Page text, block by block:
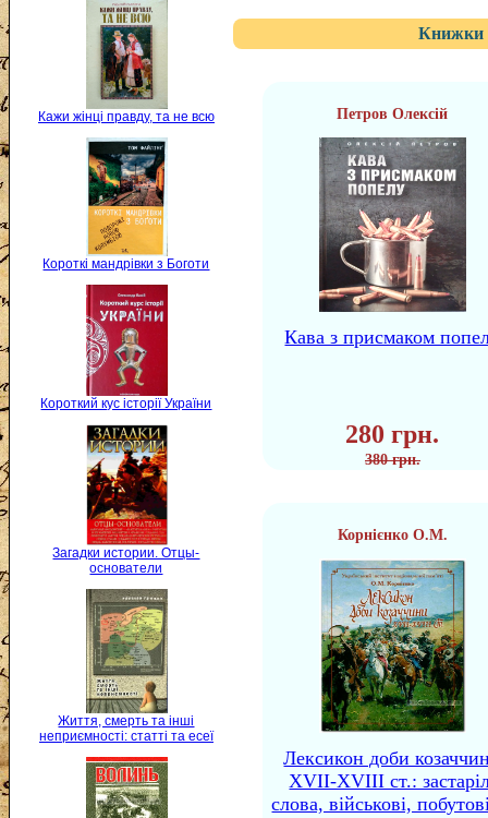
Кажи жінці правду, та не всю
Короткі мандрівки з Боготи
Короткий кус історії України
Загадки истории. Отцы-
основатели
Життя, смерть та інші
неприємності: статті та есеї
Книжки
Петров Олексій
Кава з присмаком
280 грн.
380 грн.
Корнієнко О.М.
Лексикон доби
XVII-XVIII ст.:
слова, військові,